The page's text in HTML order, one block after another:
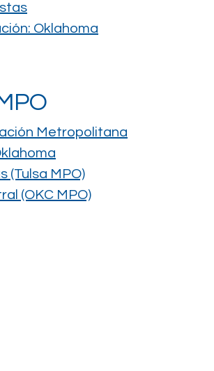
Oklahoma
Metropolitana
(Tulsa MPO)
(OKC MPO)